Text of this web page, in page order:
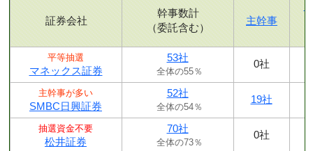
証券会社
幹事数計
（委託含む）
主幹事
平等抽選
マネックス証券
53社
全体の55％
0社
主幹事が多い
SMBC日興証券
52社
全体の54％
19社
抽選資金不要
松井証券
70社
全体の73％
0社